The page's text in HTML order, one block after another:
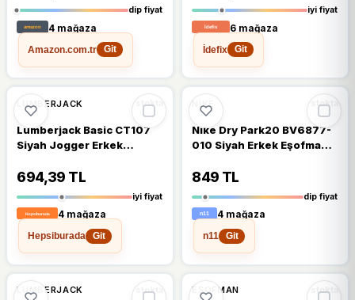
dip fiyat
4 mağaza
Amazon.com.tr
Git
iyi fiyat
6 mağaza
İdefix
Git
%13
LUMBERJACK stokta
Lumberjack Basic CT107
Siyah Jogger Erkek
694,39 TL
iyi fiyat
4 mağaza
Hepsiburada
Git
%18
NIKE stokta
Nike Dry Park20 BV6877-
010 Siyah Erkek Eşofman
849 TL
dip fiyat
4 mağaza
n11
Git
%50 %50 DÜŞTÜ
LUMBERJACK stokta %16
EŞOFMAN stokta